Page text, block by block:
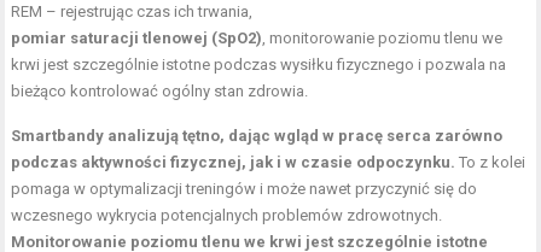
REM – rejestrując czas ich trwania,
pomiar saturacji tlenowej (SpO2) , monitorowanie poziomu tlenu we
krwi jest szczególnie istotne podczas wysiłku fizycznego i pozwala na
bieżąco kontrolować ogólny stan zdrowia.
Smartbandy analizują tętno, dając wgląd w pracę serca zarówno
podczas aktywności fizycznej, jak i w czasie odpoczynku. To z kolei
pomaga w optymalizacji treningów i może nawet przyczynić się do
wczesnego wykrycia potencjalnych problemów zdrowotnych.
Monitorowanie poziomu tlenu we krwi jest szczególnie istotne